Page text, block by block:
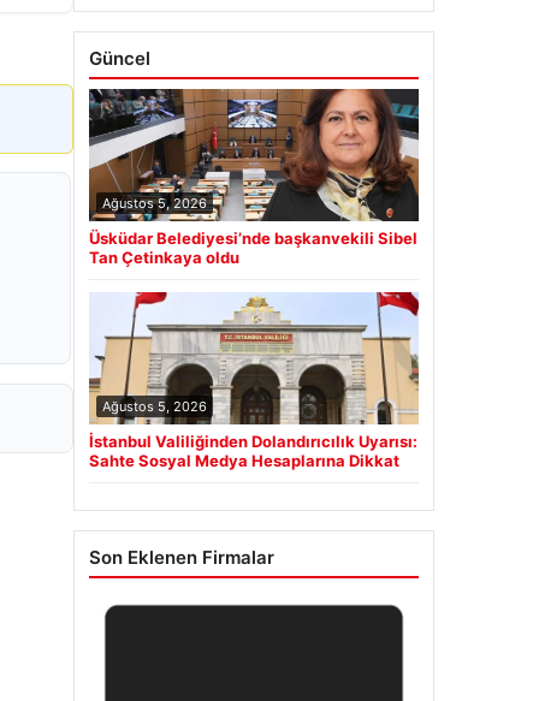
Güncel
Ağustos 5, 2026
Üsküdar Belediyesi’nde başkanvekili Sibel
Tan Çetinkaya oldu
Ağustos 5, 2026
İstanbul Valiliğinden Dolandırıcılık Uyarısı:
Sahte Sosyal Medya Hesaplarına Dikkat
Son Eklenen Firmalar